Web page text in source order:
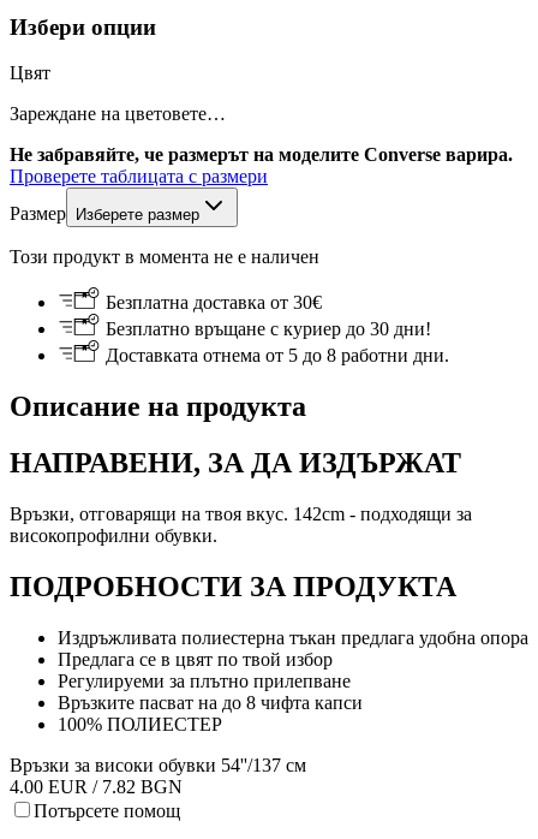
Избери опции
Цвят
Зареждане на цветовете…
Не забравяйте, че размерът на моделите Converse варира.
Проверете таблицата с размери
Размер
Изберете размер
Този продукт в момента не е наличен
Безплатна доставка от 30€
Безплатно връщане с куриер до 30 дни!
Доставката отнема от 5 до 8 работни дни.
Описание на продукта
НАПРАВЕНИ, ЗА ДА ИЗДЪРЖАТ
Връзки, отговарящи на твоя вкус. 142cm - подходящи за
високопрофилни обувки.
ПОДРОБНОСТИ ЗА ПРОДУКТА
Издръжливата полиестерна тъкан предлага удобна опора
Предлага се в цвят по твой избор
Регулируеми за плътно прилепване
Връзките пасват на до 8 чифта капси
100% ПОЛИЕСТЕР
Връзки за високи обувки 54''/137 см
4.00 EUR / 7.82 BGN
Потърсете помощ